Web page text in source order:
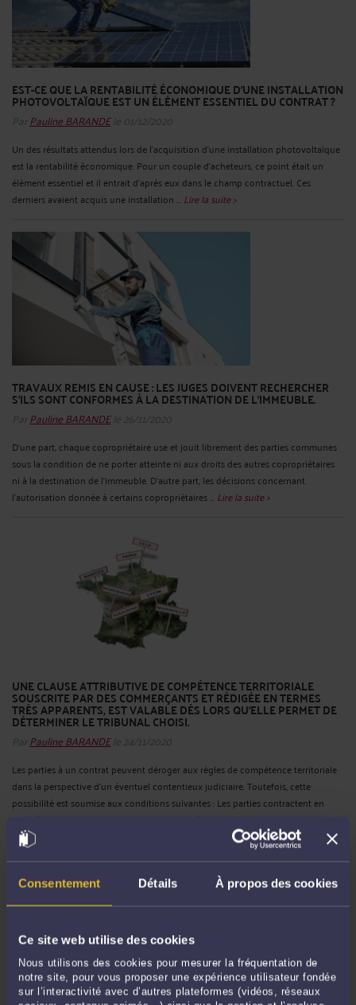
Consentement Détails À propos des cookies
Ce site web utilise des cookies
Nous utilisons des cookies pour mesurer la fréquentation de
notre site, pour vous proposer une expérience utilisateur fondée
sur l’interactivité avec d’autres plateformes (vidéos, réseaux
EST-CE QUE LA RENTABILITÉ ÉCONOMIQUE D'UNE INSTALLATION
PHOTOVOLTAÏQUE EST UN ÉLÉMENT ESSENTIEL DU CONTRAT ?
Par Pauline BARANDEle 01/12/2020
Un des résultats attendus lors de l’acquisition d’une installation photovoltaïque
est la rentabilité économique. Pour un couple d’acheteurs, ce point était un
élément essentiel et il entrait d’après eux dans le champ contractuel. Ces
derniers avaient acquis une installation ... Lire la suite >
TRAVAUX REMIS EN CAUSE : LES JUGES DOIVENT RECHERCHER
S’ILS SONT CONFORMES À LA DESTINATION DE L’IMMEUBLE.
Par Pauline BARANDEle 26/11/2020
D’une part, chaque copropriétaire use et jouit librement des parties communes
sous la condition de ne porter atteinte ni aux droits des autres copropriétaires
ni à la destination de l’immeuble. D’autre part, les décisions concernant
l’autorisation donnée à certains copropriétaires ... Lire la suite >
UNE CLAUSE ATTRIBUTIVE DE COMPÉTENCE TERRITORIALE
SOUSCRITE PAR DES COMMERÇANTS ET RÉDIGÉE EN TERMES
TRÈS APPARENTS, EST VALABLE DÈS LORS QU’ELLE PERMET DE
DÉTERMINER LE TRIBUNAL CHOISI.
Par Pauline BARANDEle 24/11/2020
Les parties à un contrat peuvent déroger aux règles de compétence territoriale
dans la perspective d’un éventuel contentieux judiciaire. Toutefois, cette
possibilité est soumise aux conditions suivantes : Les parties contractent en
qualité de commerçant ; La clause est spécifiée de ...